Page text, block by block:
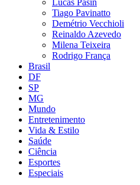
Tiago Pavinatto
Demétrio Vecchioli
Reinaldo Azevedo
Milena Teixeira
Rodrigo França
Brasil
DF
SP
MG
Mundo
Entretenimento
Vida & Estilo
Saúde
Ciência
Esportes
Especiais